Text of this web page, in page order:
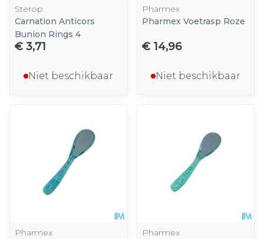
Sterop
Carnation Anticors
Bunion Rings 4
€ 3,71
Niet beschikbaar
Pharmex
Pharmex Voetrasp Roze
€ 14,96
Niet beschikbaar
Pharmex
Pharmex